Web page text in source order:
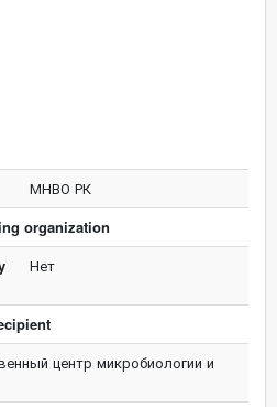
МНВО РК
organization
Нет
центр микробиологии и